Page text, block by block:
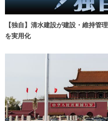
【独自】清水建設が建設・維持管
を実用化